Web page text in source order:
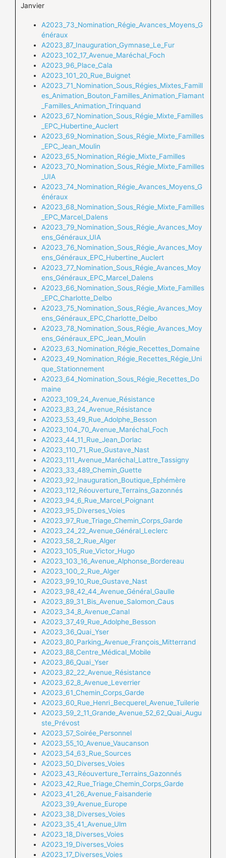
Janvier
A2023_73_Nomination_Régie_Avances_Moyens_G
énéraux
A2023_87_Inauguration_Gymnase_Le_Fur
A2023_102_17_Avenue_Maréchal_Foch
A2023_96_Place_Cala
A2023_101_20_Rue_Buignet
A2023_71_Nomination_Sous_Régies_Mixtes_Famill
es_Animation_Bouton_Familles_Animation_Flamant
_Familles_Animation_Trinquand
A2023_67_Nomination_Sous_Régie_Mixte_Familles
_EPC_Hubertine_Auclert
A2023_69_Nomination_Sous_Régie_Mixte_Familles
_EPC_Jean_Moulin
A2023_65_Nomination_Régie_Mixte_Familles
A2023_70_Nomination_Sous_Régie_Mixte_Familles
_UIA
A2023_74_Nomination_Régie_Avances_Moyens_G
énéraux
A2023_68_Nomination_Sous_Régie_Mixte_Familles
_EPC_Marcel_Dalens
A2023_79_Nomination_Sous_Régie_Avances_Moy
ens_Généraux_UIA
A2023_76_Nomination_Sous_Régie_Avances_Moy
ens_Généraux_EPC_Hubertine_Auclert
A2023_77_Nomination_Sous_Régie_Avances_Moy
ens_Généraux_EPC_Marcel_Dalens
A2023_66_Nomination_Sous_Régie_Mixte_Familles
_EPC_Charlotte_Delbo
A2023_75_Nomination_Sous_Régie_Avances_Moy
ens_Généraux_EPC_Charlotte_Delbo
A2023_78_Nomination_Sous_Régie_Avances_Moy
ens_Généraux_EPC_Jean_Moulin
A2023_63_Nomination_Régie_Recettes_Domaine
A2023_49_Nomination_Régie_Recettes_Régie_Uni
que_Stationnement
A2023_64_Nomination_Sous_Régie_Recettes_Do
maine
A2023_109_24_Avenue_Résistance
A2023_83_24_Avenue_Résistance
A2023_53_49_Rue_Adolphe_Besson
A2023_104_70_Avenue_Maréchal_Foch
A2023_44_11_Rue_Jean_Dorlac
A2023_110_71_Rue_Gustave_Nast
A2023_111_Avenue_Maréchal_Lattre_Tassigny
A2023_33_489_Chemin_Guette
A2023_92_Inauguration_Boutique_Ephémère
A2023_112_Réouverture_Terrains_Gazonnés
A2023_94_6_Rue_Marcel_Poignant
A2023_95_Diverses_Voies
A2023_97_Rue_Triage_Chemin_Corps_Garde
A2023_24_22_Avenue_Général_Leclerc
A2023_58_2_Rue_Alger
A2023_105_Rue_Victor_Hugo
A2023_103_16_Avenue_Alphonse_Bordereau
A2023_100_2_Rue_Alger
A2023_99_10_Rue_Gustave_Nast
A2023_98_42_44_Avenue_Général_Gaulle
A2023_89_31_Bis_Avenue_Salomon_Caus
A2023_34_8_Avenue_Canal
A2023_37_49_Rue_Adolphe_Besson
A2023_36_Quai_Yser
A2023_80_Parking_Avenue_François_Mitterrand
A2023_88_Centre_Médical_Mobile
A2023_86_Quai_Yser
A2023_82_22_Avenue_Résistance
A2023_62_8_Avenue_Leverrier
A2023_61_Chemin_Corps_Garde
A2023_60_Rue_Henri_Becquerel_Avenue_Tuilerie
A2023_59_2_11_Grande_Avenue_52_62_Quai_Augu
ste_Prévost
A2023_57_Soirée_Personnel
A2023_55_10_Avenue_Vaucanson
A2023_54_63_Rue_Sources
A2023_50_Diverses_Voies
A2023_43_Réouverture_Terrains_Gazonnés
A2023_42_Rue_Triage_Chemin_Corps_Garde
A2023_41_26_Avenue_Faisanderie
A2023_39_Avenue_Europe
A2023_38_Diverses_Voies
A2023_35_41_Avenue_Ulm
A2023_18_Diverses_Voies
A2023_19_Diverses_Voies
A2023_17_Diverses_Voies